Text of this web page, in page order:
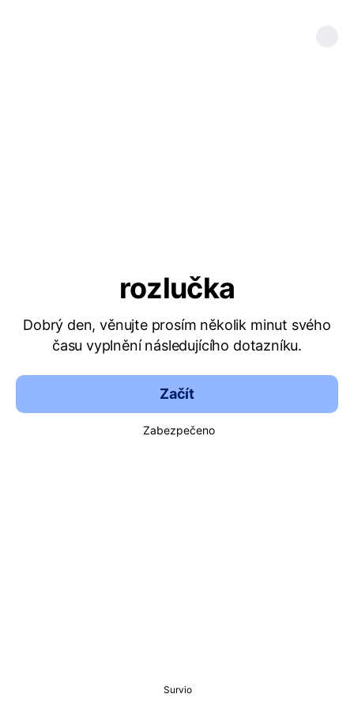
rozlučka
Dobrý den, věnujte prosím několik minut svého
času vyplnění následujícího dotazníku.
Začít
Zabezpečeno
Survio